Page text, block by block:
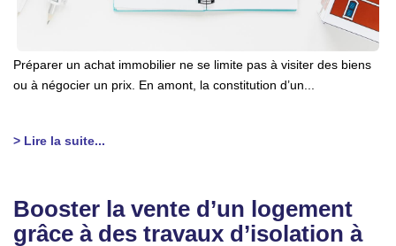
Préparer un achat immobilier ne se limite pas à visiter des biens
ou à négocier un prix. En amont, la constitution d’un...
> Lire la suite...
Booster la vente d’un logement
grâce à des travaux d’isolation à